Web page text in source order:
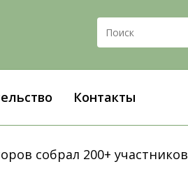
Контакты
собрал 200+ участников